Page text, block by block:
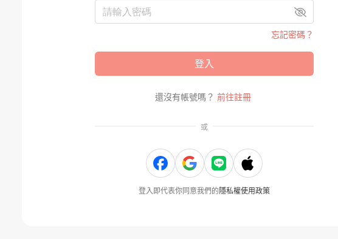
忘記密碼？
登入
還沒有帳號嗎？ 前往註冊
或
登入即代表你同意我們的 隱私權使用政策